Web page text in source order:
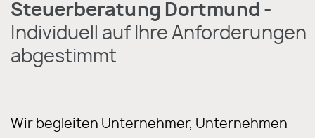
Steuerberatung Dortmund -
Individuell auf Ihre Anforderungen
abgestimmt
Wir begleiten Unternehmer, Unternehmen